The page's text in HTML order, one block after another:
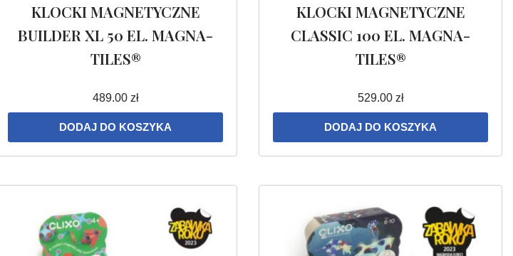
KLOCKI MAGNETYCZNE
BUILDER XL 50 EL. MAGNA-
TILES®
489.00 zł
DODAJ DO KOSZYKA
KLOCKI MAGNETYCZNE
CLASSIC 100 EL. MAGNA-
TILES®
529.00 zł
DODAJ DO KOSZYKA